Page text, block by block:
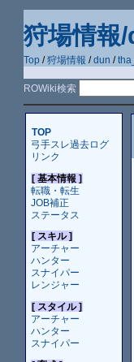
狩場情報
Top /狩場情報 /dun /
ROWiki検索
TOP
弓手スレ過去ログ
リンク
[ 基本情報 ]
転職・転生
JOB補正
ステータス
[ スキル ]
アーチャー
ハンター
スナイパー
レンジャー
[ スタイル ]
アーチャー
ハンター
スナイパー